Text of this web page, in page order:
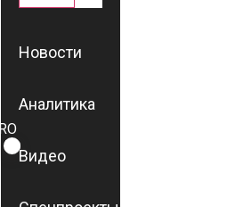
ROMÂNĂ
RU
Новости
Аналитика
Видео